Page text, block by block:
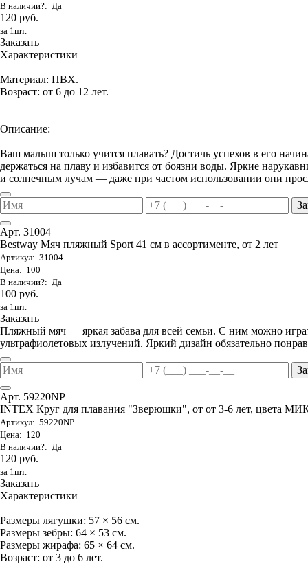
В наличии?: Да
120 руб.
за 1шт.
Заказать
Характеристики
Материал: ПВХ.
Возраст: от 6 до 12 лет.
Описание:
Ваш малыш только учится плавать? Достичь успехов в его
держаться на плаву и избавится от боязни воды. Яркие
и солнечным лучам — даже при частом использовании они
Арт. 31004
Bestway Мяч пляжный Sport 41 см в ассортименте, от 2 лет
Артикул: 31004
Цена: 100
В наличии?: Да
100 руб.
за 1шт.
Заказать
Пляжный мяч — яркая забава для всей семьи. С ним можно
ультрафиолетовых излучений. Яркий дизайн обязательно
Арт. 59220NP
INTEX Круг для плавания "Зверюшки", от от 3-6 лет, цвета
Артикул: 59220NP
Цена: 120
В наличии?: Да
120 руб.
за 1шт.
Заказать
Характеристики
Размеры лягушки: 57 × 56 см.
Размеры зебры: 64 × 53 см.
Размеры жирафа: 65 × 64 см.
Возраст: от 3 до 6 лет.